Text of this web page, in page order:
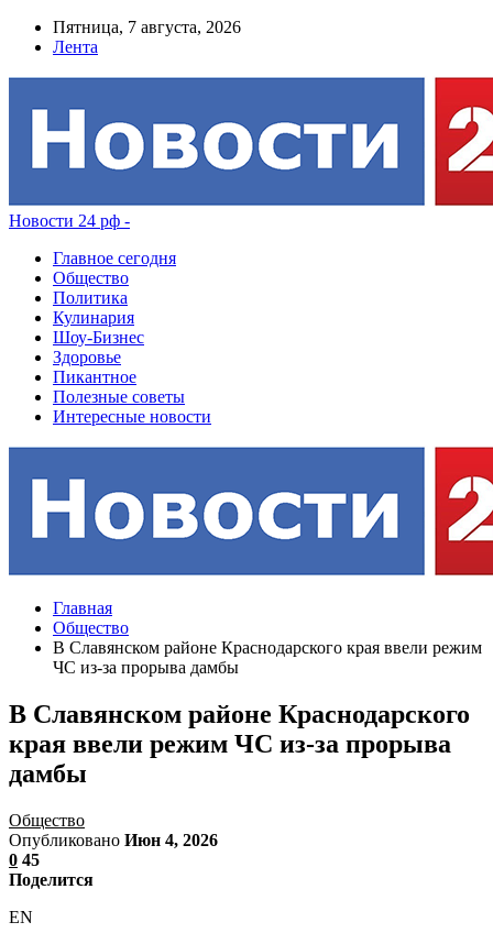
Пятница, 7 августа, 2026
Лента
Новости 24 рф -
Главное сегодня
Общество
Политика
Кулинария
Шоу-Бизнес
Здоровье
Пикантное
Полезные советы
Интересные новости
Главная
Общество
В Cлавянском районе Краснодарского края ввели режим
ЧС из-за прорыва дамбы
В Cлавянском районе Краснодарского
края ввели режим ЧС из-за прорыва
дамбы
Общество
Опубликовано Июн 4, 2026
0 45
Поделится
EN